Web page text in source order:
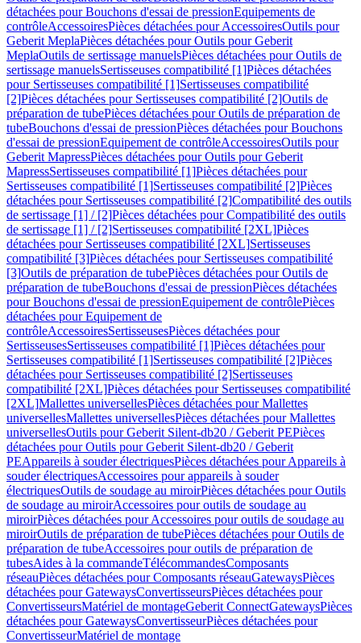
détachées pour Bouchons d'essai de pressionEquipements de
contrôleAccessoiresPièces détachées pour AccessoiresOutils pour
Geberit MeplaPièces détachées pour Outils pour Geberit
MeplaOutils de sertissage manuelsPièces détachées pour Outils de
sertissage manuelsSertisseuses compatibilité [1]Pièces détachées
pour Sertisseuses compatibilité [1]Sertisseuses compatibilité
[2]Pièces détachées pour Sertisseuses compatibilité [2]Outils de
préparation de tubePièces détachées pour Outils de préparation de
tubeBouchons d'essai de pressionPièces détachées pour Bouchons
d'essai de pressionEquipement de contrôleAccessoiresOutils pour
Geberit MapressPièces détachées pour Outils pour Geberit
MapressSertisseuses compatibilité [1]Pièces détachées pour
Sertisseuses compatibilité [1]Sertisseuses compatibilité [2]Pièces
détachées pour Sertisseuses compatibilité [2]Compatibilité des outils
de sertissage [1] / [2]Pièces détachées pour Compatibilité des outils
de sertissage [1] / [2]Sertisseuses compatibilité [2XL]Pièces
détachées pour Sertisseuses compatibilité [2XL]Sertisseuses
compatibilité [3]Pièces détachées pour Sertisseuses compatibilité
[3]Outils de préparation de tubePièces détachées pour Outils de
préparation de tubeBouchons d'essai de pressionPièces détachées
pour Bouchons d'essai de pressionEquipement de contrôlePièces
détachées pour Equipement de
contrôleAccessoiresSertisseusesPièces détachées pour
SertisseusesSertisseuses compatibilité [1]Pièces détachées pour
Sertisseuses compatibilité [1]Sertisseuses compatibilité [2]Pièces
détachées pour Sertisseuses compatibilité [2]Sertisseuses
compatibilité [2XL]Pièces détachées pour Sertisseuses compatibilité
[2XL]Mallettes universellesPièces détachées pour Mallettes
universellesMallettes universellesPièces détachées pour Mallettes
universellesOutils pour Geberit Silent-db20 / Geberit PEPièces
détachées pour Outils pour Geberit Silent-db20 / Geberit
PEAppareils à souder électriquesPièces détachées pour Appareils à
souder électriquesAccessoires pour appareils à souder
électriquesOutils de soudage au miroirPièces détachées pour Outils
de soudage au miroirAccessoires pour outils de soudage au
miroirPièces détachées pour Accessoires pour outils de soudage au
miroirOutils de préparation de tubePièces détachées pour Outils de
préparation de tubeAccessoires pour outils de préparation de
tubesAides à la commandeTélécommandesComposants
réseauPièces détachées pour Composants réseauGatewaysPièces
détachées pour GatewaysConvertisseursPièces détachées pour
ConvertisseursMatériel de montageGeberit ConnectGatewaysPièces
détachées pour GatewaysConvertisseurPièces détachées pour
ConvertisseurMatériel de montage